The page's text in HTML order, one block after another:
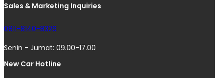
Sales & Marketing Inquiries
0811-8140-8326
Senin - Jumat: 09.00-17.00
New Car Hotline